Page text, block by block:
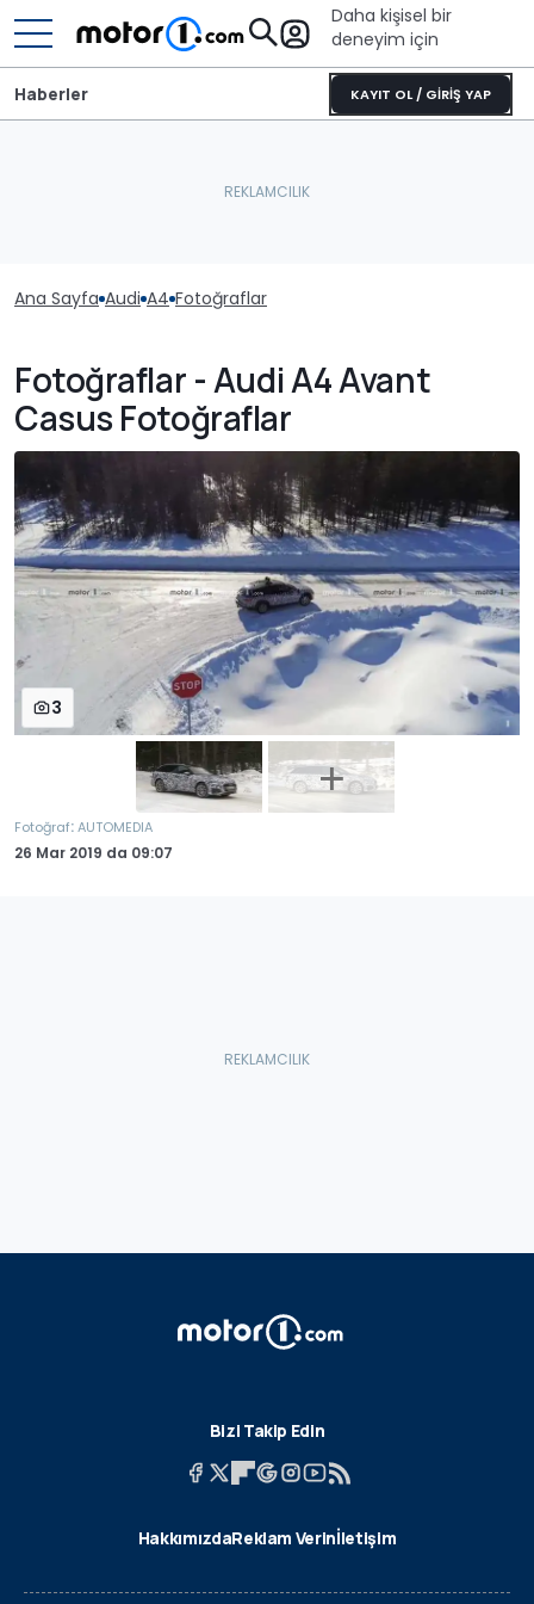
Daha kişisel bir
deneyim için
KAYIT OL / GİRİŞ YAP
Haberler
Ana Sayfa Audi A4 Fotoğraflar
Fotoğraflar - Audi A4 Avant
Casus Fotoğraflar
3
Fotoğraf:AUTOMEDIA
26 Mar 2019 da 09:07
Bizi Takip Edin
HakkımızdaReklam Verinİletişim